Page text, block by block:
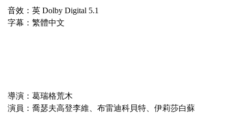
音效：英 Dolby Digital 5.1
字幕：繁體中文
導演：葛瑞格荒木
演員：喬瑟夫高登李維、布雷迪科貝特、伊莉莎白蘇